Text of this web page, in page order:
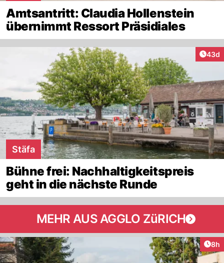
Amtsantritt: Claudia Hollenstein
übernimmt Ressort Präsidiales
43d
Stäfa
Bühne frei: Nachhaltigkeitspreis
geht in die nächste Runde
MEHR AUS AGGLO ZüRICH
8h